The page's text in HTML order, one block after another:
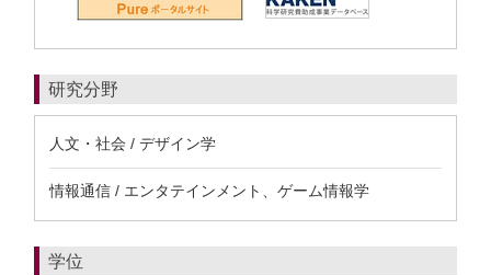
研究分野
人文・社会 / デザイン学
情報通信 / エンタテインメント、ゲーム情報学
学位